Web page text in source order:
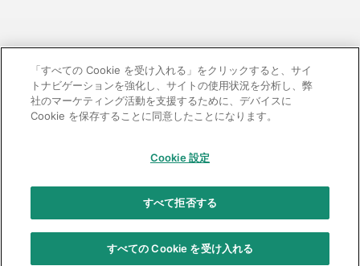
GC：特定商取引法に基づく表記
無断転載禁止
当サイトの利用条件
個人情報保護方針
クッキーポリシー
透明性に関する指針
クアラルンプール原則対応方針
「すべての Cookie を受け入れる」をクリックすると、サイ
トナビゲーションを強化し、サイトの使用状況を分析し、弊
社のマーケティング活動を支援するために、デバイスに
Cookie を保存することに同意したことになります。
Cookie 設定
すべて拒否する
すべての Cookie を受け入れる